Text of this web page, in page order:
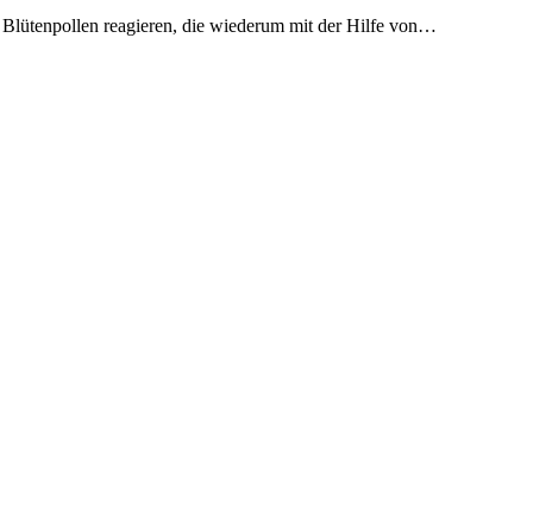
Blütenpollen reagieren, die wiederum mit der Hilfe von…